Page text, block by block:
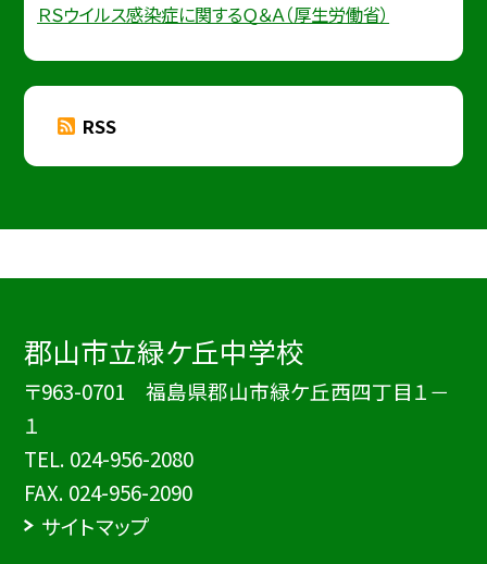
ＲＳウイルス感染症に関するＱ＆Ａ（厚生労働省）
RSS
郡山市立緑ケ丘中学校
〒963-0701 福島県郡山市緑ケ丘西四丁目１－
１
TEL. 024-956-2080
FAX. 024-956-2090
サイトマップ